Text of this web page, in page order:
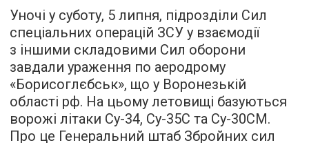
Уночі у суботу, 5 липня, підрозділи Сил
спеціальних операцій ЗСУ у взаємодії
з іншими складовими Сил оборони
завдали ураження по аеродрому
«Борисоглєбськ», що у Воронезькій
області рф. На цьому летовищі базуються
ворожі літаки Су-34, Су-35С та Су-30СМ.
Про це Генеральний штаб Збройних сил